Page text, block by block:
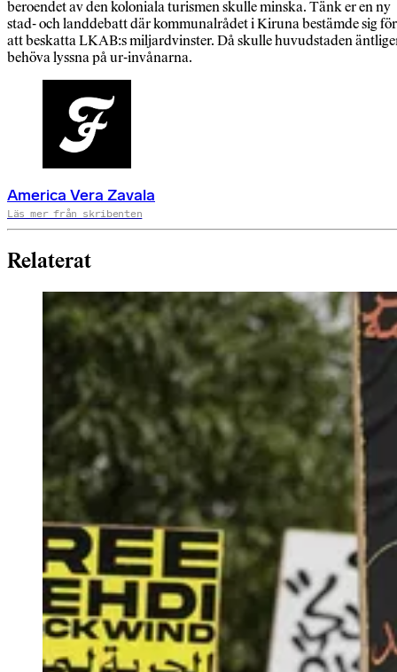
beroendet av den koloniala turismen skulle minska. Tänk er en ny
stad- och landdebatt där kommunalrådet i Kiruna bestämde sig för
att beskatta LKAB:s miljardvinster. Då skulle huvudstaden
behöva lyssna på ur-invånarna.
America Vera Zavala
Läs mer från skribenten
Relaterat